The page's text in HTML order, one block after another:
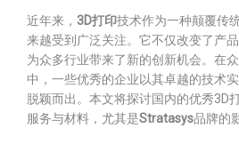
近年来， 3D打印技术作为一种颠覆传
来越受到广泛关注。它不仅改变了产
为众多行业带来了新的创新机会。在
中，一些优秀的企业以其卓越的技术
脱颖而出。本文将探讨国内的优秀3D
服务与材料，尤其是Stratasys品牌的